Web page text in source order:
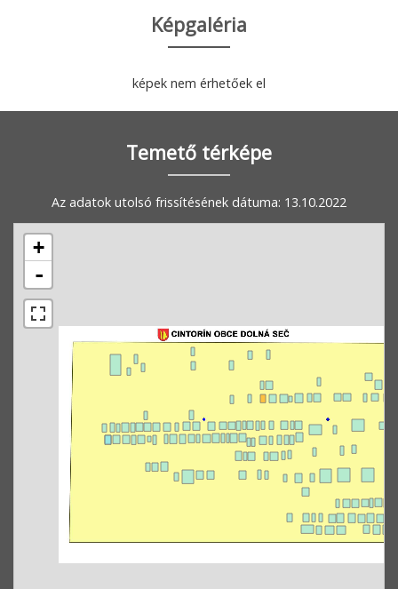
Képgaléria
képek nem érhetőek el
Temető térképe
Az adatok utolsó frissítésének dátuma: 13.10.2022
+
-